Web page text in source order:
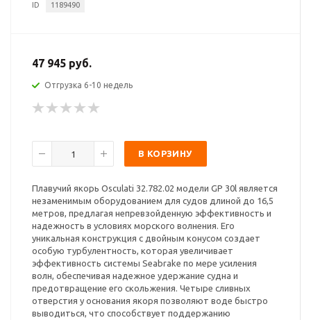
ID 1189490
47 945 руб.
Отгрузка 6-10 недель
В КОРЗИНУ
Плавучий якорь Osculati 32.782.02 модели GP 30l является
незаменимым оборудованием для судов длиной до 16,5
метров, предлагая непревзойденную эффективность и
надежность в условиях морского волнения. Его
уникальная конструкция с двойным конусом создает
особую турбулентность, которая увеличивает
эффективность системы Seabrake по мере усиления
волн, обеспечивая надежное удержание судна и
предотвращение его скольжения. Четыре сливных
отверстия у основания якоря позволяют воде быстро
выводиться, что способствует поддержанию